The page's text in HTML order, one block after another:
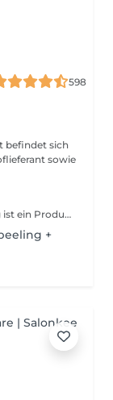
598
sowie
Möchten Sie Ihre Haut ändern? 2B Bio Peeling ist ein Produkt für die manuelle Mikrodermabrasion . Diese Methode des Abriebs der Oberfläche der Epidermis zielt darauf ab, die abgestorbenen Zellen zu beseitigen, die das Stratum Corneum bilden. Im Gegensatz zu anderen Peel-Behandlungen, die nur auf der Oberfläche wirken, löst 2B Bio Peeling den Peeling-Prozess von innen aus. Ihre Haut wird gründlich gereinigt, der Zellstoffwechsel wird reaktiviert, die vergrößerten Poren werden gestrafft und die Pigmentierung verringert. Ein schillerndes Ergebnis, das Sie sofort begeistern wird.
+